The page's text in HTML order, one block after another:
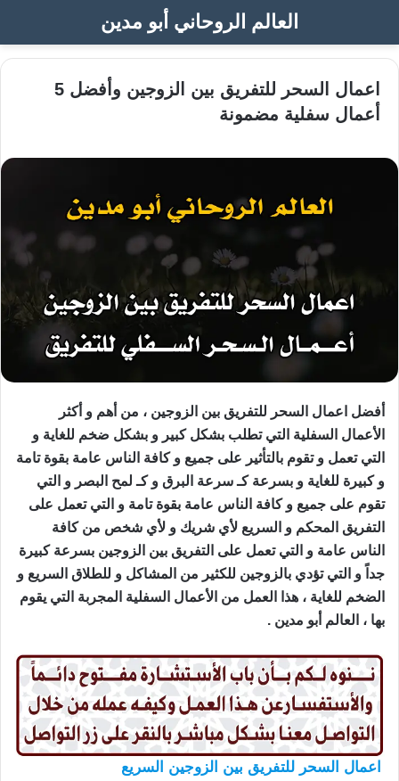
العالم الروحاني أبو مدين
اعمال السحر للتفريق بين الزوجين وأفضل 5
أعمال سفلية مضمونة
أفضل اعمال السحر للتفريق بين الزوجين ، من أهم و أكثر
الأعمال السفلية التي تطلب بشكل كبير و بشكل ضخم للغاية و
التي تعمل و تقوم بالتأثير على جميع و كافة الناس عامة بقوة تامة
و كبيرة للغاية و بسرعة كـ سرعة البرق و كـ لمح البصر و التي
تقوم على جميع و كافة الناس عامة بقوة تامة و التي تعمل على
التفريق المحكم و السريع لأي شريك و لأي شخص من كافة
الناس عامة و التي تعمل على التفريق بين الزوجين بسرعة كبيرة
جداً و التي تؤدي بالزوجين للكثير من المشاكل و للطلاق السريع و
الضخم للغاية ، هذا العمل من الأعمال السفلية المجربة التي يقوم
بها ، العالم أبو مدين .
اعمال السحر للتفريق بين الزوجين السريع